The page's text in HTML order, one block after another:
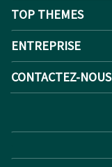
TOP THEMES
ENTREPRISE
CONTACTEZ-NOUS